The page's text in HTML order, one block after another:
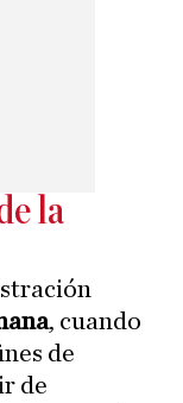
la
, cuando
de
de